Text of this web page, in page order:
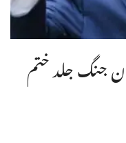
جنگ جلد ختم